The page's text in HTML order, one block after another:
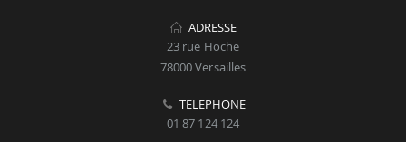
ADRESSE
23 rue Hoche
78000 Versailles
TELEPHONE
01 87 124 124